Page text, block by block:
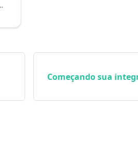
nossa integração com o Laravel:
Começando sua